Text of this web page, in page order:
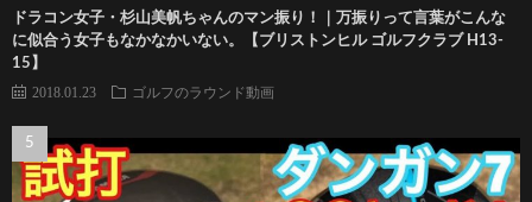
ドラコン女子・杉山美帆ちゃんのマン振り！｜万振りって言葉がこんな
に似合う女子もなかなかいない。【ブリストンヒル ゴルフクラブ H13-
15】
2018.01.23 ゴルフのラウンド動画